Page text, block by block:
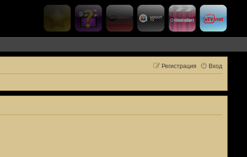
Вход
Регистрация